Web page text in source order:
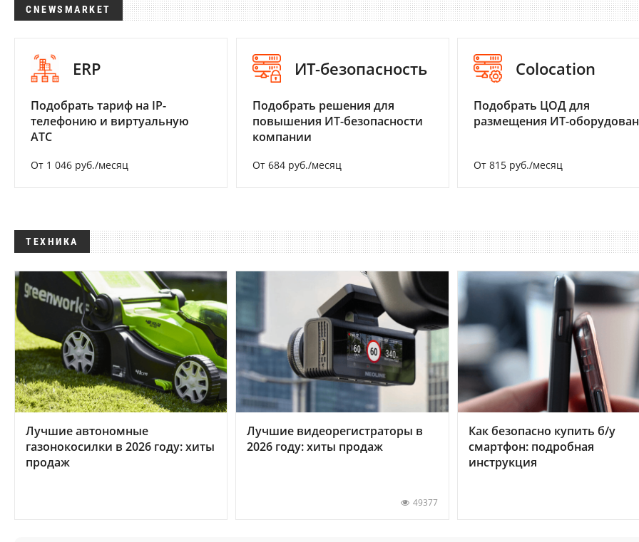
CNEWSMARKET
ERP
Подобрать тариф на IP-
телефонию и виртуальную
АТС
От 1 046 руб./месяц
ИТ-безопасность
Подобрать решения для
повышения ИТ-безопасности
компании
От 684 руб./месяц
Colocation
Подобрать ЦОД для
размещения ИТ-
От 815 руб./месяц
ТЕХНИКА
Лучшие автономные
газонокосилки в 2026 году: хиты
продаж
Лучшие видеорегистраторы в
2026 году: хиты продаж
49377
Как безопасно купить б/у
смартфон: подробная
инструкция